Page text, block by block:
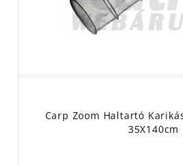
Carp Zoom Haltartó
35X140cm